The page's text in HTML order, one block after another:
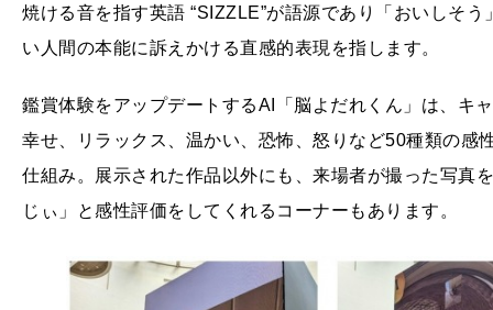
焼ける音を指す英語 “SIZZLE”が語源であり「おいしそ
い人間の本能に訴えかける直感的表現を指します。
鑑賞体験をアップデートするAI「脳よだれくん」は、キ
幸せ、リラックス、温かい、恐怖、怒りなど50種類の感
仕組み。展示された作品以外にも、来場者が撮った写真
じぃ」と感性評価をしてくれるコーナーもあります。